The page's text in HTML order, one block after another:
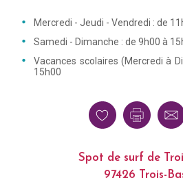
Mercredi - Jeudi - Vendredi : de
Samedi - Dimanche : de 9h00 à
Vacances scolaires (Mercredi à
15h00
Spot de surf de
97426 Trois-